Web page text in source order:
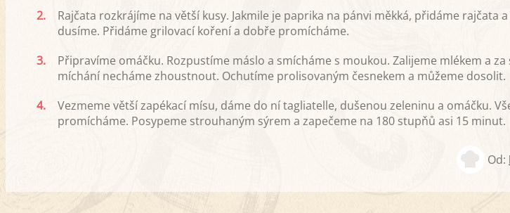
2.
Rajčata rozkrájíme na větší kusy. Jakmile je paprika na pánvi měkká, přidáme rajčata
dusíme. Přidáme grilovací koření a dobře promícháme.
3.
Připravíme omáčku. Rozpustíme máslo a smícháme s moukou. Zalijeme mlékem a za
míchání necháme zhoustnout. Ochutíme prolisovaným česnekem a můžeme dosolit.
4.
Vezmeme větší zapékací mísu, dáme do ní tagliatelle, dušenou zeleninu a omáčku.
promícháme. Posypeme strouhaným sýrem a zapečeme na 180 stupňů asi 15 minut.
Od: